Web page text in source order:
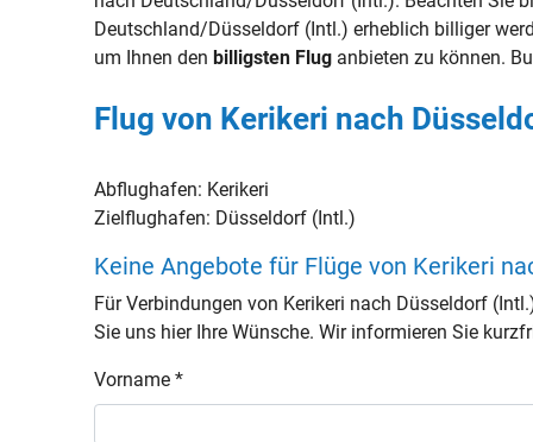
Deutschland/Düsseldorf (Intl.) erheblich billiger
um Ihnen denbilligsten Flug anbieten zu können.
Flug von Kerikeri nach
Abflughafen: Kerikeri
Zielflughafen: Düsseldorf (Intl.)
Keine Angebote für Flüge von Kerikeri
Für Verbindungen von Kerikeri nach Düsseldorf
Sie uns hier Ihre Wünsche. Wir informieren Sie
Vorname *